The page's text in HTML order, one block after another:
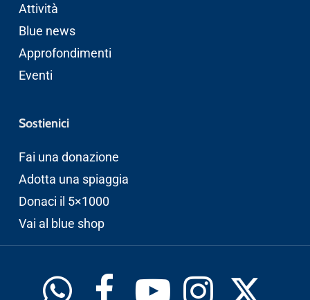
Attività
Blue news
Approfondimenti
Eventi
Sostienici
Fai una donazione
Adotta una spiaggia
Donaci il 5×1000
Vai al blue shop